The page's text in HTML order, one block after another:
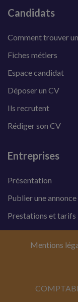
Candidats
Comment trouver
Fiches métiers
Espace candidat
Déposer un CV
Ils recrutent
Rédiger son CV
Entreprises
Présentation
Publier une annonce
Prestations et tarifs
Mentions